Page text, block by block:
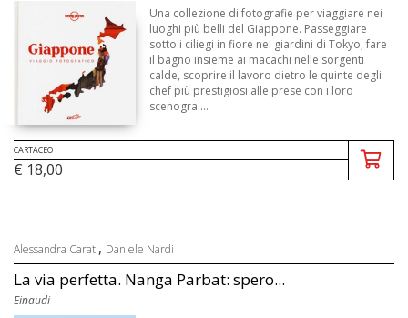
Una collezione di fotografie per viaggiare nei
luoghi più belli del Giappone. Passeggiare
sotto i ciliegi in fiore nei giardini di Tokyo, fare
il bagno insieme ai macachi nelle sorgenti
calde, scoprire il lavoro dietro le quinte degli
chef più prestigiosi alle prese con i loro
scenogra ...
CARTACEO
€ 18,00
Alessandra Carati, Daniele Nardi
La via perfetta. Nanga Parbat: spero...
Einaudi